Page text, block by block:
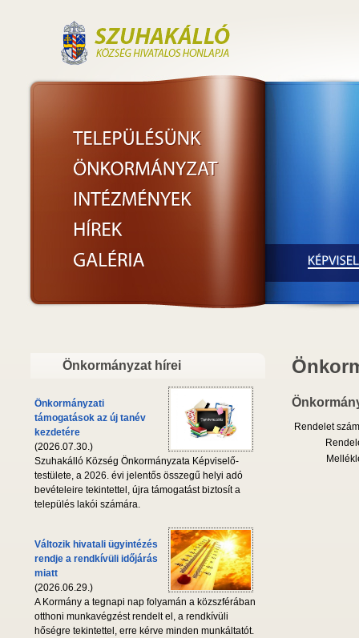
Önkormányzat hírei
Önkormányzati
támogatások az új tanév
kezdetére
(2026.07.30.)
Szuhakálló Község Önkormányzata Képviselő-
testülete, a 2026. évi jelentős összegű helyi adó
bevételeire tekintettel, újra támogatást biztosít a
település lakói számára.
Változik hivatali ügyintézés
rendje a rendkívüli időjárás
miatt
(2026.06.29.)
A Kormány a tegnapi nap folyamán a közszférában
otthoni munkavégzést rendelt el, a rendkívüli
hőségre tekintettel, erre kérve minden munkáltatót.
Rendelet